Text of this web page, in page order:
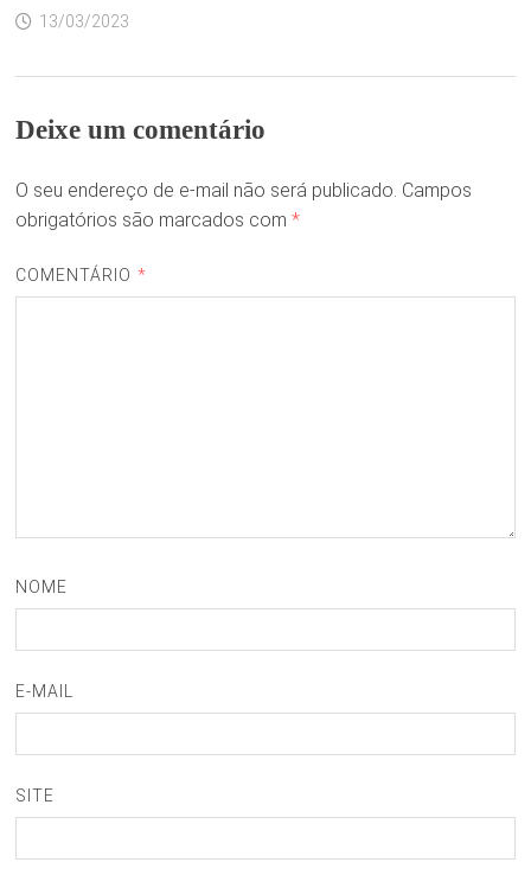
13/03/2023
Deixe um comentário
O seu endereço de e-mail não será publicado. Campos
obrigatórios são marcados com *
COMENTÁRIO *
NOME
E-MAIL
SITE